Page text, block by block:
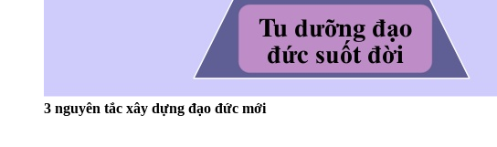
3 nguyên tắc xây dựng đạo đức mới